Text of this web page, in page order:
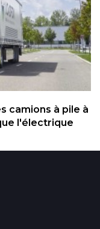
camions à pile à
l'électrique